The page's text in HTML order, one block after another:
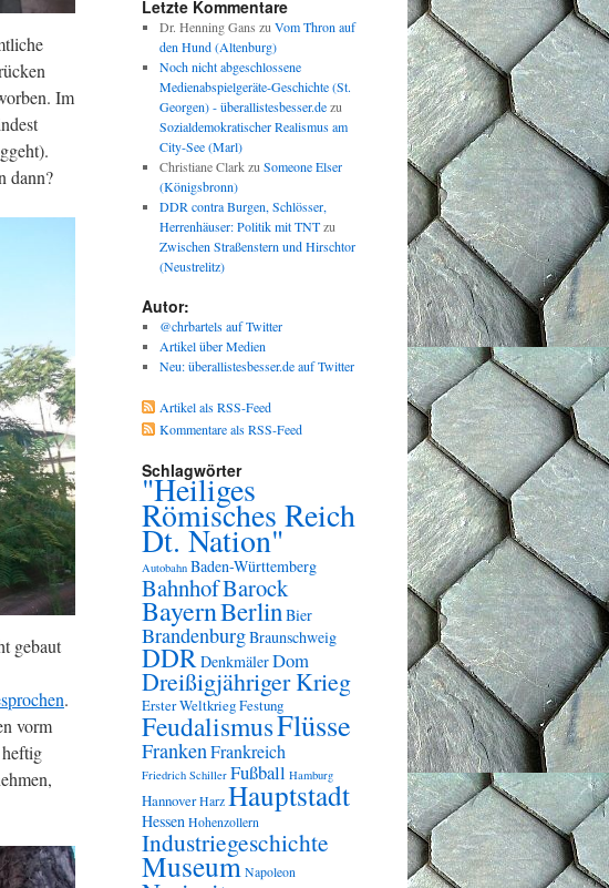
Im
dann?
gebaut
.
vorm
Letzte Kommentare
Dr. Henning Gans zu Vom Thron auf
den Hund (Altenburg)
Noch nicht abgeschlossene
Medienabspielgeräte-Geschichte (St.
Georgen) - überallistesbesser.dezu
Sozialdemokratischer Realismus am
City-See (Marl)
Christiane Clarkzu Someone Elser
(Königsbronn)
DDR contra Burgen, Schlösser,
Herrenhäuser: Politik mit TNTzu
Zwischen Straßenstern und Hirschtor
(Neustrelitz)
Autor:
@chrbartels auf Twitter
Artikel über Medien
Neu: überallistesbesser.de auf Twitter
Artikel als RSS-Feed
Kommentare als RSS-Feed
Schlagwörter
"Heiliges
Römisches Reich
Dt. Nation"
Autobahn Baden-Württemberg
BahnhofBarock
BayernBerlinBier
BrandenburgBraunschweig
DDRDenkmälerDom
Dreißigjähriger Krieg
Erster WeltkriegFestung
FeudalismusFlüsse
FrankenFrankreich
Friedrich Schiller Fußball Hamburg
Hannover Harz Hauptstadt
Hessen Hohenzollern
Industriegeschichte
Museum Napoleon